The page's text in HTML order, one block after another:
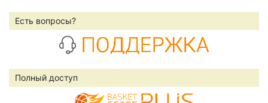
Есть вопросы?
Полный доступ